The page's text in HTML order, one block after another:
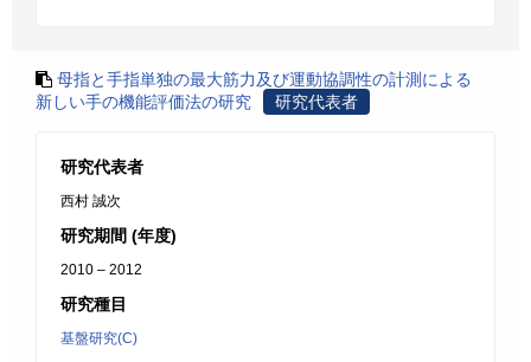
母指と手指単独の最大筋力及び運動協調性の計測による
新しい手の機能評価法の研究
研究代表者
研究代表者
西村 誠次
研究期間 (年度)
2010 – 2012
研究種目
基盤研究(C)